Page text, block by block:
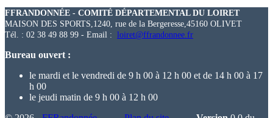
FFRANDONNÉE - COMITÉ DÉPARTEMENTAL DU LOIRET
MAISON DES SPORTS,1240, rue de la Bergeresse,45160 OLIVET
Tél. : 02 38 49 88 99 - Email : loiret@ffrandonnee.fr
Bureau ouvert :
le mardi et le vendredi de 9 h 00 à 12 h 00 et de 14 h 00 à 17
h 00
le jeudi matin de 9 h 00 à 12 h 00